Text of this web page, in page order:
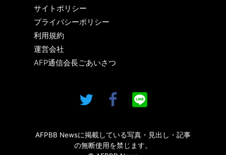
サイトポリシー
プライバシーポリシー
利用規約
運営会社
AFP通信会長ごあいさつ
AFPBB Newsに掲載している写真・見出し・記事
の無断使用を禁じます。